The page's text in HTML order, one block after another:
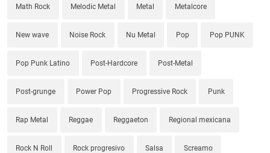
Math Rock Melodic Metal Metal Metalcore
New wave Noise Rock Nu Metal Pop Pop PUNK
Pop Punk Latino Post-Hardcore Post-Metal
Post-grunge Power Pop Progressive Rock Punk
Rap Metal Reggae Reggaeton Regional mexicana
Rock N Roll Rock progresivo Salsa Screamo